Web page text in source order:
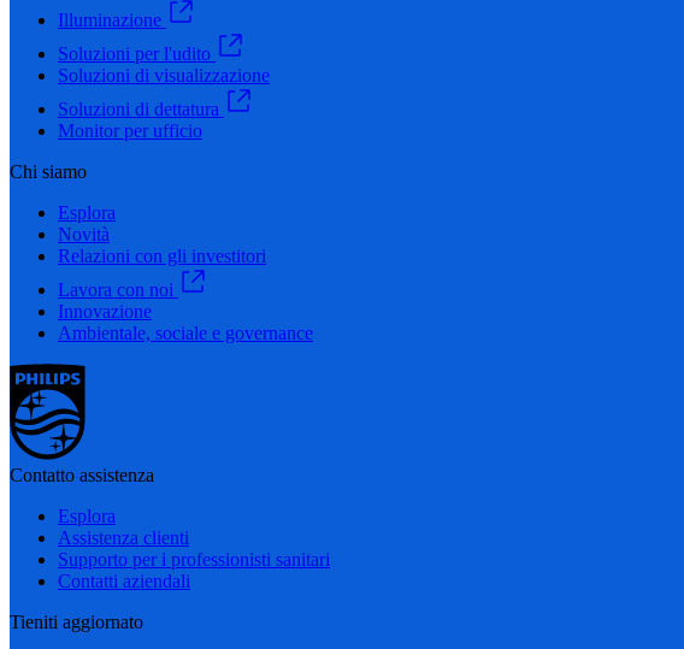
Illuminazione
Soluzioni per l'udito
Soluzioni di visualizzazione
Soluzioni di dettatura
Monitor per ufficio
Chi siamo
Esplora
Novità
Relazioni con gli investitori
Lavora con noi
Innovazione
Ambientale, sociale e governance
Contatto assistenza
Esplora
Assistenza clienti
Supporto per i professionisti sanitari
Contatti aziendali
Tieniti aggiornato